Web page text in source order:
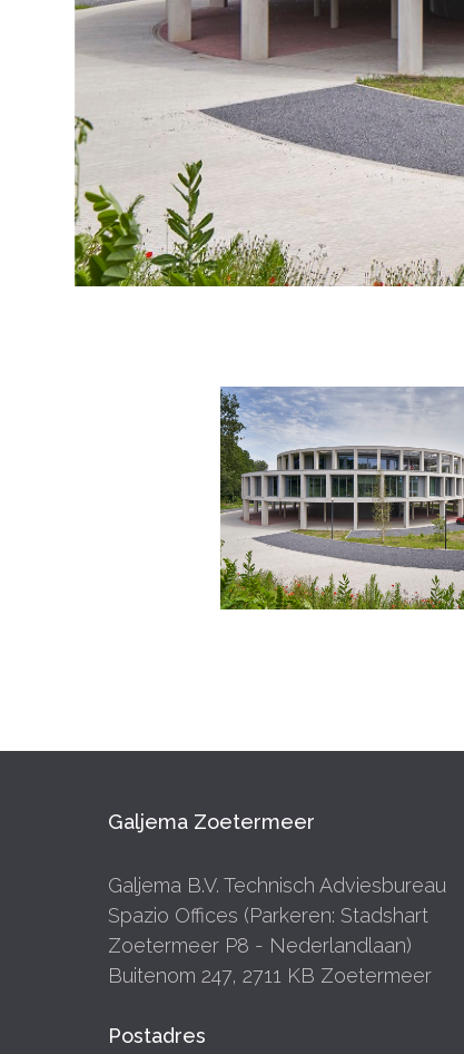
Galjema Zoetermeer
Galjema B.V. Technisch Adviesbureau
Spazio Offices (Parkeren: Stadshart
Zoetermeer P8 - Nederlandlaan)
Buitenom 247, 2711 KB Zoetermeer
Postadres